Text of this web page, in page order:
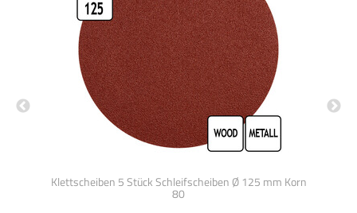
Klettscheiben 5 Stück Schleifscheiben Ø 125 mm Korn
80